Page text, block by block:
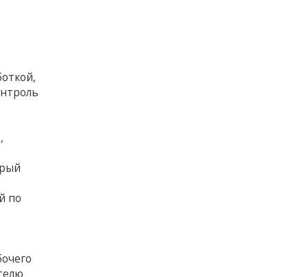
по